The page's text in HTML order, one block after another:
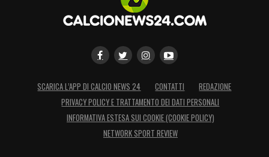
SCARICA L’APP DI CALCIO NEWS 24 CONTATTI
REDAZIONE
PRIVACY POLICY E TRATTAMENTO DEI DATI PERSONALI
INFORMATIVA ESTESA SUI COOKIE (COOKIE POLICY)
NETWORK SPORT REVIEW